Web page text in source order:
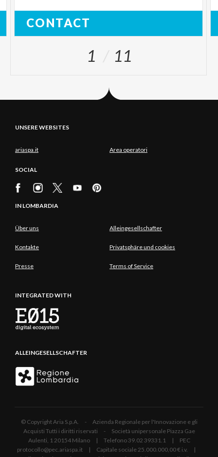
CONTACT
1 11
UNSERE WEBSITES
ariaspa.it Area operatori
SOCIAL
IN LOMBARDIA
Über uns Alleingesellschafter
Kontakte Privatsphäre und cookies
Presse Terms of Service
INTEGRATED WITH
ALLEINGESELLSCHAFTER
© Copyright Aria S.p.A. - Azienda Regionale per l'Innovazione e gli
Acquisti Tutti i diritti riservati - Società unipersonale Piazza Gae
Aulenti, 1 20154 Milano | Telefono 39.02 39331.1 | PEC
protocollo@pec.ariaspa.it | Capitale sociale 25.000.000,00 € i.v. |